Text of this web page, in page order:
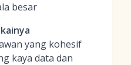
besar
yang kohesif
kaya data dan